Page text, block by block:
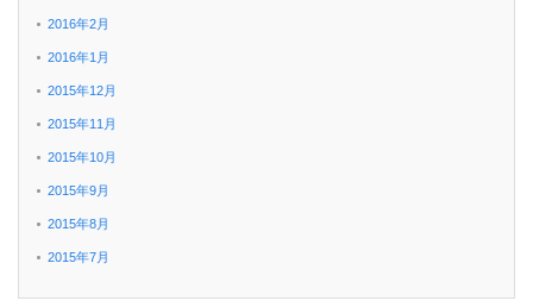
2016年2月
2016年1月
2015年12月
2015年11月
2015年10月
2015年9月
2015年8月
2015年7月